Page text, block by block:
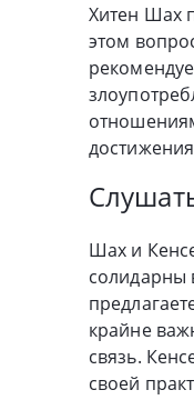
Хитен Шах
этом
Шах и
солидарны
крайне
связь.
своей